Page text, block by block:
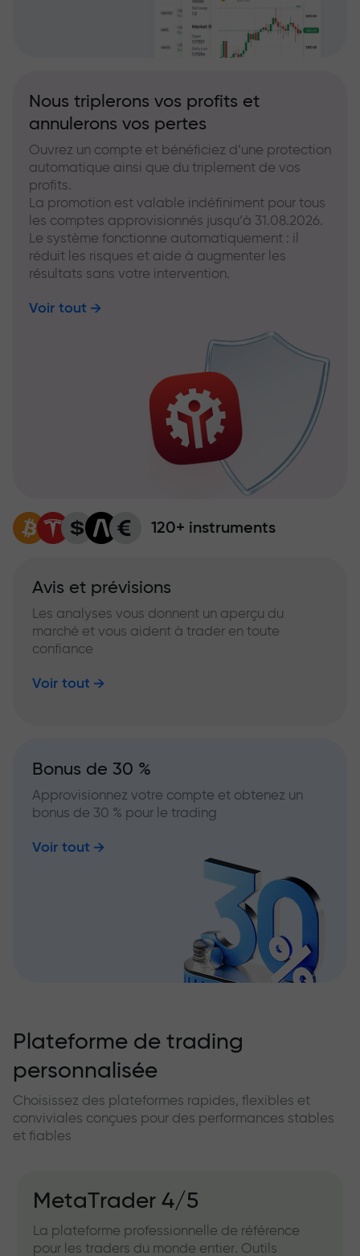
Nous triplerons vos profits et
annulerons vos pertes
Ouvrez un compte et bénéficiez d’une protection
automatique ainsi que du triplement de vos
profits.
La promotion est valable indéfiniment pour tous
les comptes approvisionnés jusqu’à 31.08.2026.
Le système fonctionne automatiquement : il
réduit les risques et aide à augmenter les
résultats sans votre intervention.
Voir tout
120+ instruments
Avis et prévisions
Les analyses vous donnent un aperçu du
marché et vous aident à trader en toute
confiance
Voir tout
Bonus de 30 %
Approvisionnez votre compte et obtenez un
bonus de 30 % pour le trading
Voir tout
Plateforme de trading
personnalisée
Choisissez des plateformes rapides, flexibles et
conviviales conçues pour des performances stables
et fiables
MetaTrader 4/5
La plateforme professionnelle de référence
pour les traders du monde entier. Outils